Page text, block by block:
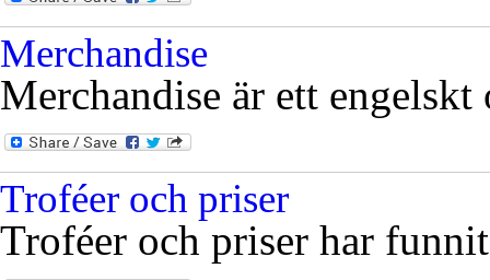
Merchandise
Merchandise är ett
Troféer och priser
Troféer och priser har